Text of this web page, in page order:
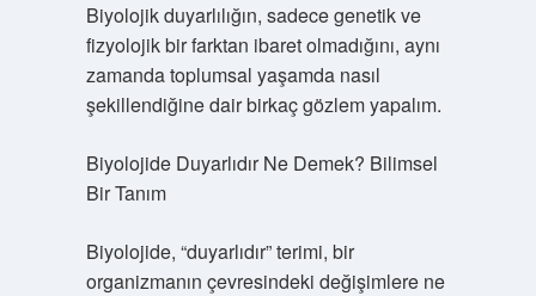
Biyolojik duyarlılığın, sadece genetik ve
fizyolojik bir farktan ibaret olmadığını, aynı
zamanda toplumsal yaşamda nasıl
şekillendiğine dair birkaç gözlem yapalım.
Biyolojide Duyarlıdır Ne Demek? Bilimsel
Bir Tanım
Biyolojide, “duyarlıdır” terimi, bir
organizmanın çevresindeki değişimlere ne